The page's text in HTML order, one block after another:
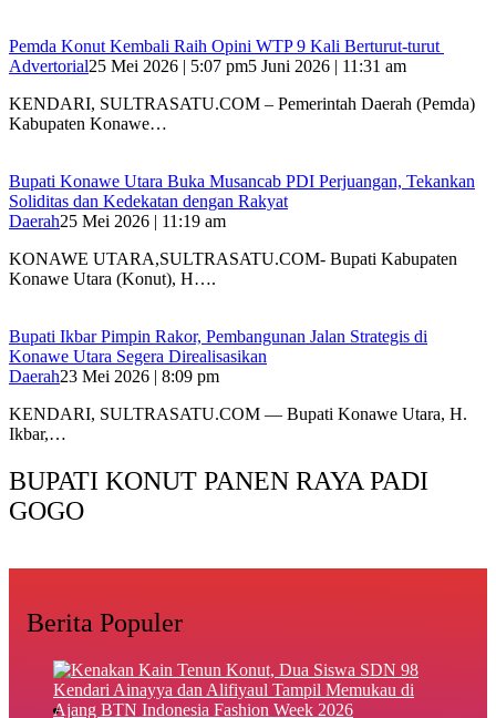
Pemda Konut Kembali Raih Opini WTP 9 Kali Berturut-turut
Advertorial25 Mei 2026 | 5:07 pm5 Juni 2026 | 11:31 am
KENDARI, SULTRASATU.COM – Pemerintah Daerah (Pemda)
Kabupaten Konawe…
Bupati Konawe Utara Buka Musancab PDI Perjuangan, Tekankan
Soliditas dan Kedekatan dengan Rakyat
Daerah25 Mei 2026 | 11:19 am
KONAWE UTARA,SULTRASATU.COM- Bupati Kabupaten
Konawe Utara (Konut), H….
Bupati Ikbar Pimpin Rakor, Pembangunan Jalan Strategis di
Konawe Utara Segera Direalisasikan
Daerah23 Mei 2026 | 8:09 pm
KENDARI, SULTRASATU.COM — Bupati Konawe Utara, H.
Ikbar,…
BUPATI KONUT PANEN RAYA PADI
GOGO
Berita Populer